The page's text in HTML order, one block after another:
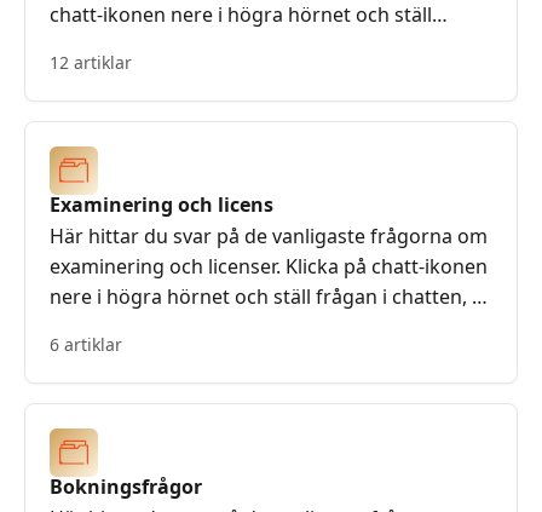
chatt-ikonen nere i högra hörnet och ställ
skolan!
12 artiklar
Examinering och licens
Här hittar du svar på de vanligaste frågorna om
examinering och licenser. Klicka på chatt-ikonen
nere i högra hörnet och ställ frågan i chatten, så
6 artiklar
Bokningsfrågor